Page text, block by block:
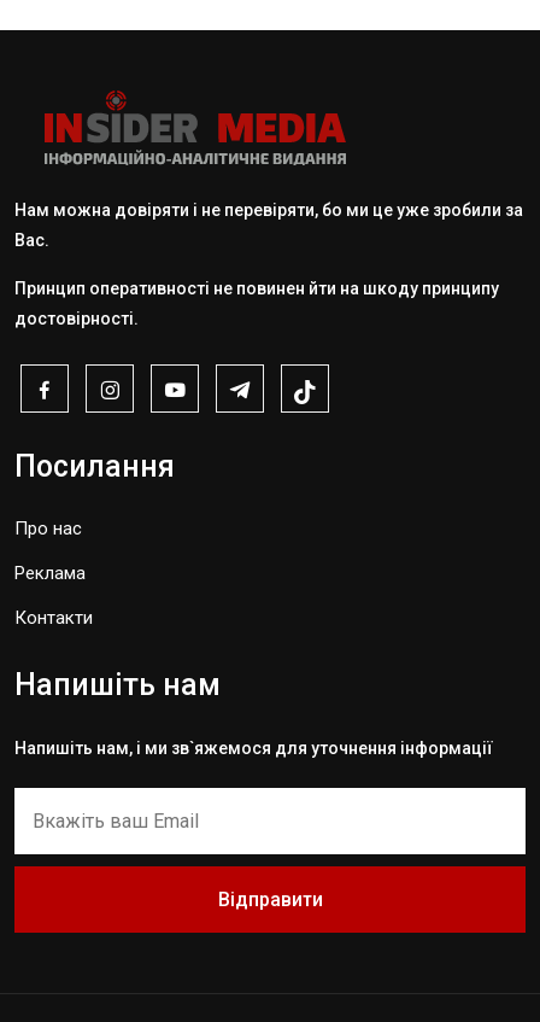
Нам можна довіряти і не перевіряти, бо ми це уже зробили за
Вас.
Принцип оперативності не повинен йти на шкоду принципу
достовірності.
Посилання
Про нас
Реклама
Контакти
Напишіть нам
Напишіть нам, і ми зв`яжемося для уточнення інформації
Відправити